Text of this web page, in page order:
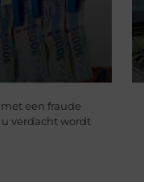
een fraude
verdacht wordt